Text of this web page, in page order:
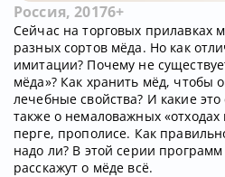
Россия, 20176+
Сейчас на торговых прилавках
разных сортов мёда. Но как
имитации? Почему не
мёда»? Как хранить мёд, чтобы
лечебные свойства? И какие
также о немаловажных «отходах
перге, прополисе. Как
надо ли? В этой серии
расскажут о мёде всё.